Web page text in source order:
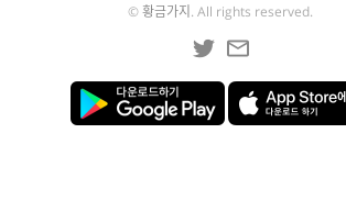
©황금가지 . All rights reserved.